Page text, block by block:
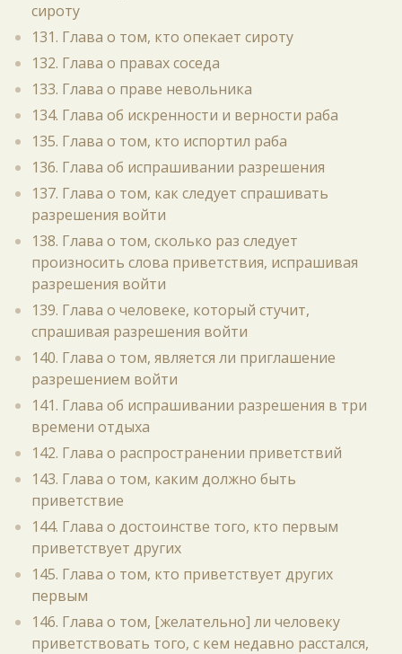
сироту
131. Глава о том, кто опекает сироту
132. Глава о правах соседа
133. Глава о праве невольника
134. Глава об искренности и верности раба
135. Глава о том, кто испортил раба
136. Глава об испрашивании разрешения
137. Глава о том, как следует спрашивать
разрешения войти
138. Глава о том, сколько раз следует
произносить слова приветствия, испрашивая
разрешения войти
139. Глава о человеке, который стучит,
спрашивая разрешения войти
140. Глава о том, является ли приглашение
разрешением войти
141. Глава об испрашивании разрешения в три
времени отдыха
142. Глава о распространении приветствий
143. Глава о том, каким должно быть
приветствие
144. Глава о достоинстве того, кто первым
приветствует других
145. Глава о том, кто приветствует других
первым
146. Глава о том, [желательно] ли человеку
приветствовать того, с кем недавно расстался,